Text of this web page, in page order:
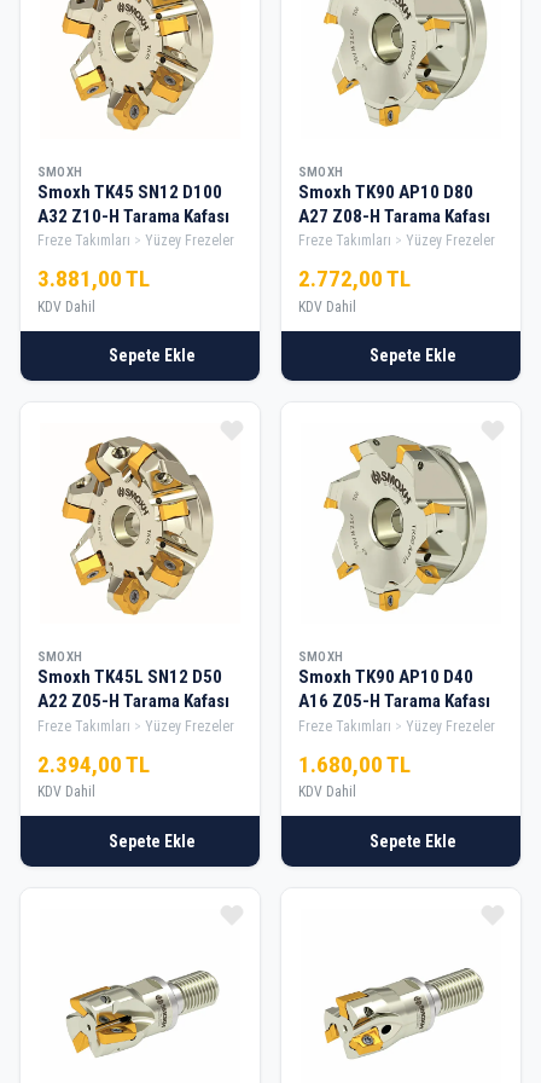
SMOXH
Smoxh TK45 SN12 D100
A32 Z10-H Tarama Kafası
Freze Takımları Yüzey Frezeler
3.881,00 TL
KDV Dahil
Sepete Ekle
SMOXH
Smoxh TK90 AP10 D80
A27 Z08-H Tarama Kafası
Freze Takımları Yüzey Frezeler
2.772,00 TL
KDV Dahil
Sepete Ekle
SMOXH
Smoxh TK45L SN12 D50
A22 Z05-H Tarama Kafası
Freze Takımları Yüzey Frezeler
2.394,00 TL
KDV Dahil
Sepete Ekle
SMOXH
Smoxh TK90 AP10 D40
A16 Z05-H Tarama Kafası
Freze Takımları Yüzey Frezeler
1.680,00 TL
KDV Dahil
Sepete Ekle